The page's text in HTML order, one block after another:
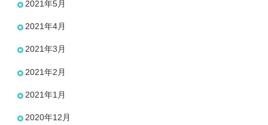
2021年5月
2021年4月
2021年3月
2021年2月
2021年1月
2020年12月